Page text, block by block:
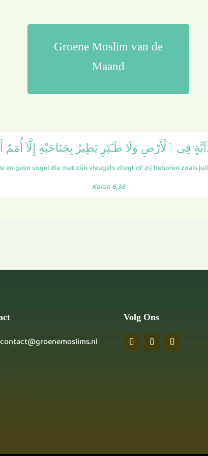
Groene Moslim van de
Maand
فِى ٱلْأَرْضِ وَلَا طَـٰٓئِرٍ يَطِيرُ بِجَنَاحَيْهِ إِلَّآ أُمَمٌ
en geen vogel die met zijn vleugels vliegt of zij behoren zoals
Koran 6:38
contact@groenemoslims.nl
Volg Ons